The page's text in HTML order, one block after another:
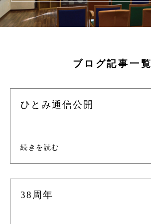
ブログ記事一覧
ひとみ通信公開
続きを読む
38周年